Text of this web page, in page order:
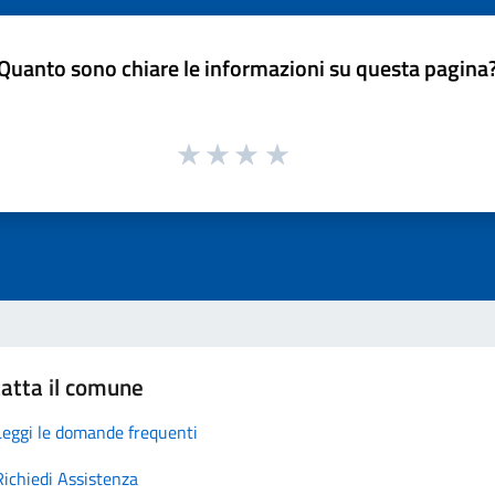
sono chiare le informazioni su questa
il comune
le domande frequenti
Assistenza